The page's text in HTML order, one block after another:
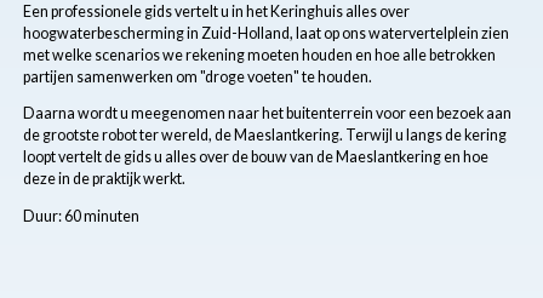
Een professionele gids vertelt u in het Keringhuis alles over
hoogwaterbescherming in Zuid-Holland, laat op ons watervertelplein zien
met welke scenarios we rekening moeten houden en hoe alle betrokken
partijen samenwerken om "droge voeten" te houden.
Daarna wordt u meegenomen naar het buitenterrein voor een bezoek aan
de grootste robot ter wereld, de Maeslantkering. Terwijl u langs de kering
loopt vertelt de gids u alles over de bouw van de Maeslantkering en hoe
deze in de praktijk werkt.
Duur: 60 minuten